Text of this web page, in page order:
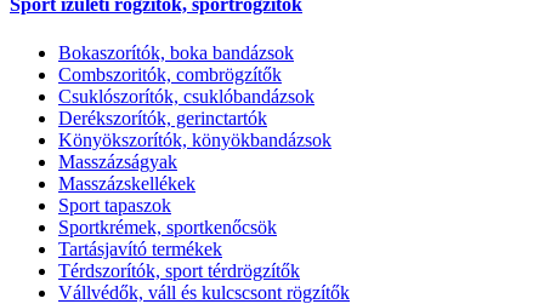
Sport izületi rögzítők, sportrögzítők
Bokaszorítók, boka bandázsok
Combszoritók, combrögzítők
Csuklószorítók, csuklóbandázsok
Derékszorítók, gerinctartók
Könyökszorítók, könyökbandázsok
Masszázságyak
Masszázskellékek
Sport tapaszok
Sportkrémek, sportkenőcsök
Tartásjavító termékek
Térdszorítók, sport térdrögzítők
Vállvédők, váll és kulcscsont rögzítők